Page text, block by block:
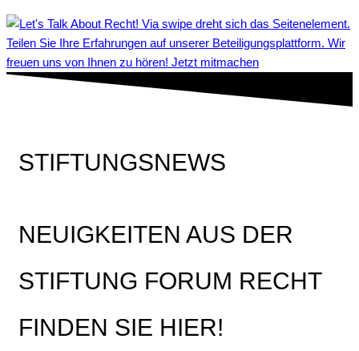
Teilen Sie Ihre Erfahrungen auf unserer Beteiligungsplattform. Wir
freuen uns von Ihnen zu hören! Jetzt mitmachen
STIFTUNGSNEWS
NEUIGKEITEN AUS DER
STIFTUNG FORUM RECHT
FINDEN SIE HIER!